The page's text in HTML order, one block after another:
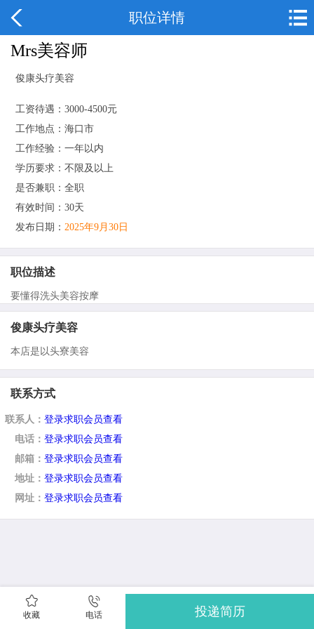
职位详情
Mrs美容师
俊康头疗美容
工资待遇：3000-4500元
工作地点：海口市
工作经验：一年以内
学历要求：不限及以上
是否兼职：全职
有效时间：30天
发布日期： 2025年9月30日
职位描述
要懂得洗头美容按摩
俊康头疗美容
本店是以头寮美容
联系方式
联系人： 登录求职会员查看
电话： 登录求职会员查看
邮箱： 登录求职会员查看
地址： 登录求职会员查看
网址： 登录求职会员查看
收藏 电话 投递简历